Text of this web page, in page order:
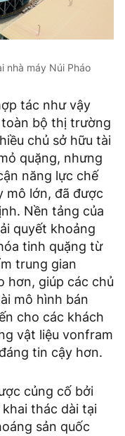
nhà máy Núi Pháo
tác như vậy
bộ thị trường
chủ sở hữu tài
quặng, nhưng
năng lực chế
mô lớn, đã được
Nền tảng của
quyết khoảng
tinh quặng từ
trung gian
hơn, giúp các chủ
mô hình bán
cho các khách
vật liệu vonfram
tin cậy hơn.
củng cố bởi
thác dài tại
sản quốc